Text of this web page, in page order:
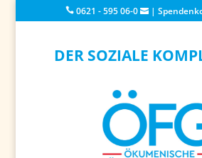
0621 - 595 06-0 |
DER SOZIALE